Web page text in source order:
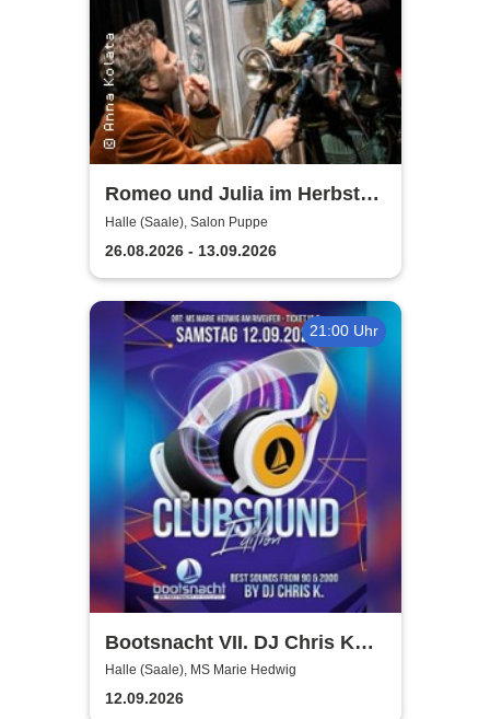
Romeo und Julia im Herbst
des Lebens - Theater, Oper
und Orchester Halle
Halle (Saale), Salon Puppe
26.08.2026 - 13.09.2026
21:00 Uhr
Bootsnacht VII. DJ Chris K
Clubsound Edition
Halle (Saale), MS Marie Hedwig
12.09.2026